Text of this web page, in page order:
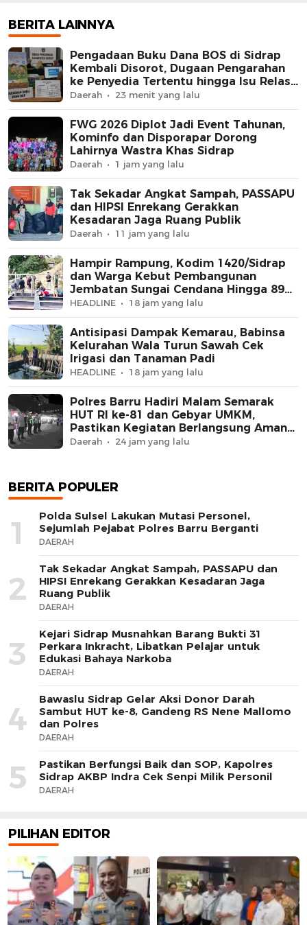
BERITA LAINNYA
Pengadaan Buku Dana BOS di Sidrap
Kembali Disorot, Dugaan Pengarahan
ke Penyedia Tertentu hingga Isu Relasi
Keluarga Pejabat Mengemuka
Daerah 23 menit yang lalu
FWG 2026 Diplot Jadi Event Tahunan,
Kominfo dan Disporapar Dorong
Lahirnya Wastra Khas Sidrap
Daerah 1 jam yang lalu
Tak Sekadar Angkat Sampah, PASSAPU
dan HIPSI Enrekang Gerakkan
Kesadaran Jaga Ruang Publik
Daerah 11 jam yang lalu
Hampir Rampung, Kodim 1420/Sidrap
dan Warga Kebut Pembangunan
Jembatan Sungai Cendana Hingga 89
Persen
HEADLINE 18 jam yang lalu
Antisipasi Dampak Kemarau, Babinsa
Kelurahan Wala Turun Sawah Cek
Irigasi dan Tanaman Padi
HEADLINE 18 jam yang lalu
Polres Barru Hadiri Malam Semarak
HUT RI ke-81 dan Gebyar UMKM,
Pastikan Kegiatan Berlangsung Aman
dan Kondusif
Daerah 24 jam yang lalu
BERITA POPULER
1
Polda Sulsel Lakukan Mutasi Personel,
Sejumlah Pejabat Polres Barru Berganti
DAERAH
2
Tak Sekadar Angkat Sampah, PASSAPU dan
HIPSI Enrekang Gerakkan Kesadaran Jaga
Ruang Publik
DAERAH
3
Kejari Sidrap Musnahkan Barang Bukti 31
Perkara Inkracht, Libatkan Pelajar untuk
Edukasi Bahaya Narkoba
DAERAH
4
Bawaslu Sidrap Gelar Aksi Donor Darah
Sambut HUT ke-8, Gandeng RS Nene Mallomo
dan Polres
DAERAH
5
Pastikan Berfungsi Baik dan SOP, Kapolres
Sidrap AKBP Indra Cek Senpi Milik Personil
DAERAH
PILIHAN EDITOR